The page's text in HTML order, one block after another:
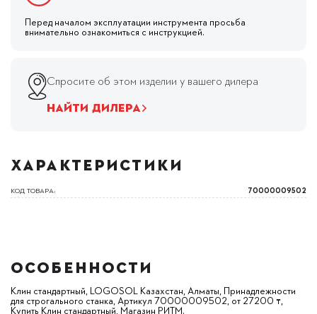
Перед началом эксплуатации инструмента просьба
внимательно ознакомиться с инструкцией.
Спросите об этом изделии у вашего дилера
НАЙТИ ДИЛЕРА
ХАРАКТЕРИСТИКИ
КОД ТОВАРА: 70000009502
ОСОБЕННОСТИ
Клин стандартный, LOGOSOL Казахстан, Алматы, Принадлежности
для строгального станка, Артикул 70000009502, от 27200 ₸,
Купить Клин стандартный, Магазин РИТМ.